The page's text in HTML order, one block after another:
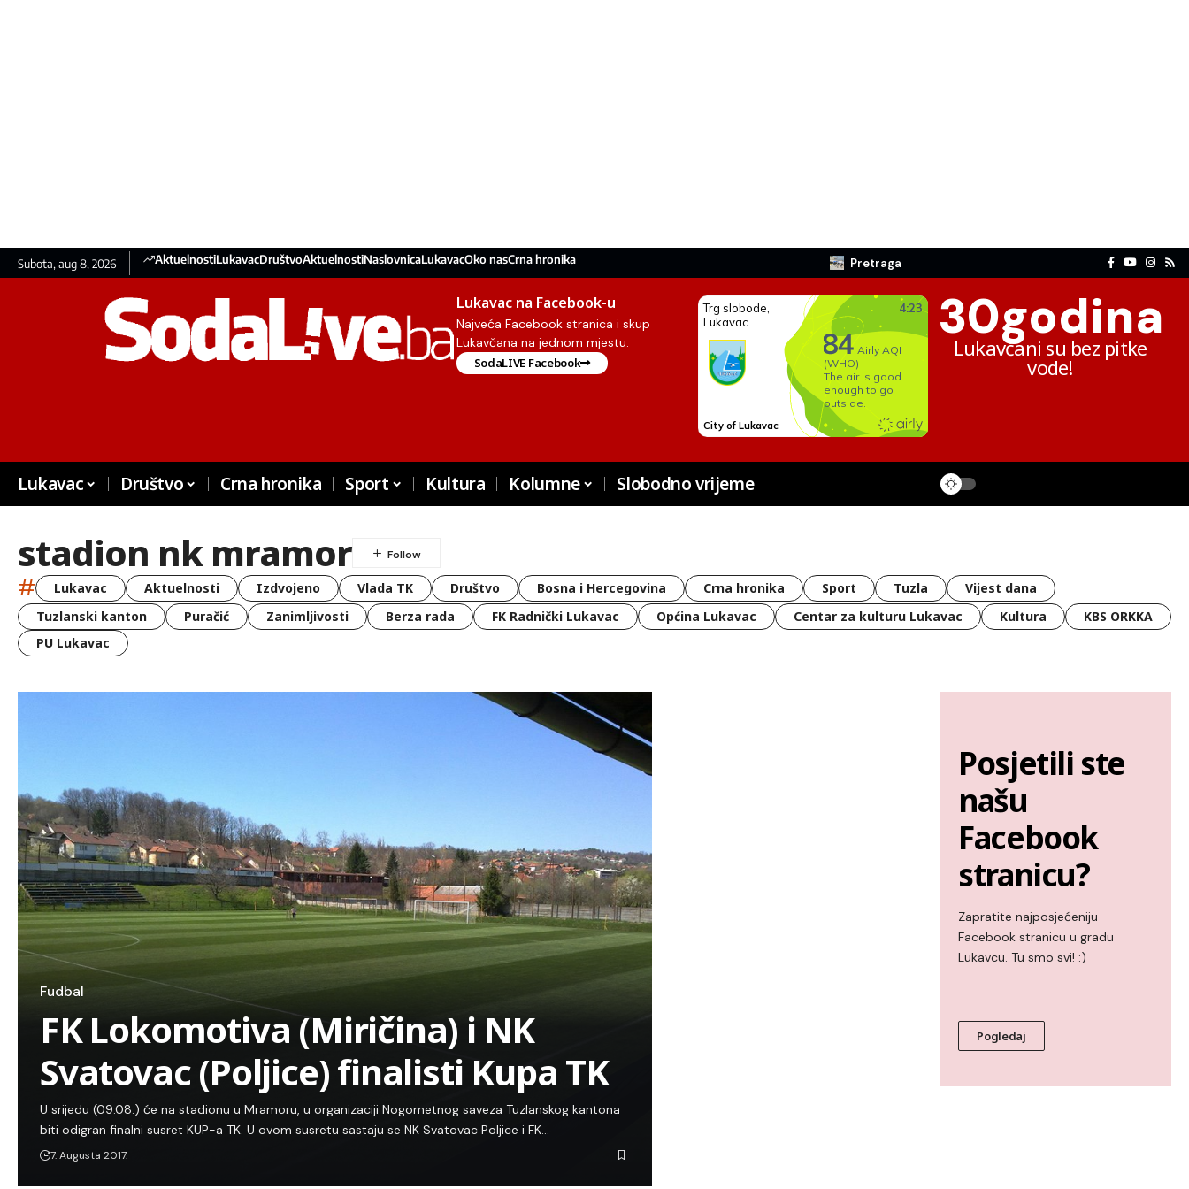
Subota, aug 8, 2026 AktuelnostiLukavacDruštvoAktuelnostiNaslovnicaLukavacOko nasCrna hronika Pretraga
Lukavac na Facebook-u
Najveća Facebook stranica i skup
Lukavčana na jednom mjestu.
SodaLIVE Facebook
30godina
Lukavčani su bez pitke
vode!
Lukavac Društvo Crna hronika Sport Kultura Kolumne Slobodno vrijeme
stadion nk mramor
# Lukavac Aktuelnosti Izdvojeno Vlada TK Društvo Bosna i Hercegovina Crna hronika Sport Tuzla
Vijest dana
Tuzlanski kanton
Puračić Zanimljivosti Berza rada FK Radnički Lukavac Općina Lukavac Centar za kulturu Lukavac Kultura
KBS ORKKA
PU Lukavac
Fudbal
FK Lokomotiva (Miričina) i NK
Svatovac (Poljice) finalisti Kupa TK
U srijedu (09.08.) će na stadionu u Mramoru, u organizaciji Nogometnog saveza Tuzlanskog kantona
biti odigran finalni susret KUP-a TK. U ovom susretu sastaju se NK Svatovac Poljice i FK…
7. Augusta 2017.
Posjetili ste
našu
Facebook
stranicu?
Zapratite najposjećeniju
Facebook stranicu u gradu
Lukavcu. Tu smo svi! :)
Pogledaj